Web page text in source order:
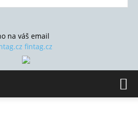
na váš email
fintag.cz